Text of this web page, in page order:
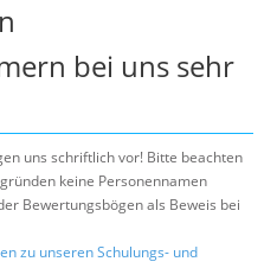
bei uns sehr
uns schriftlich vor! Bitte beachten
keine Personennamen
Bewertungsbögen als Beweis bei
zu unseren Schulungs- und